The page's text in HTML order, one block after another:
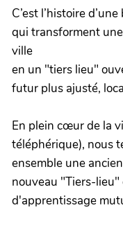
C’est l’histoire
qui transforment
ville
en un "tiers lieu"
futur plus ajusté,
En plein cœur de la
téléphérique), nous
ensemble une
nouveau "Tiers-
d'apprentissage